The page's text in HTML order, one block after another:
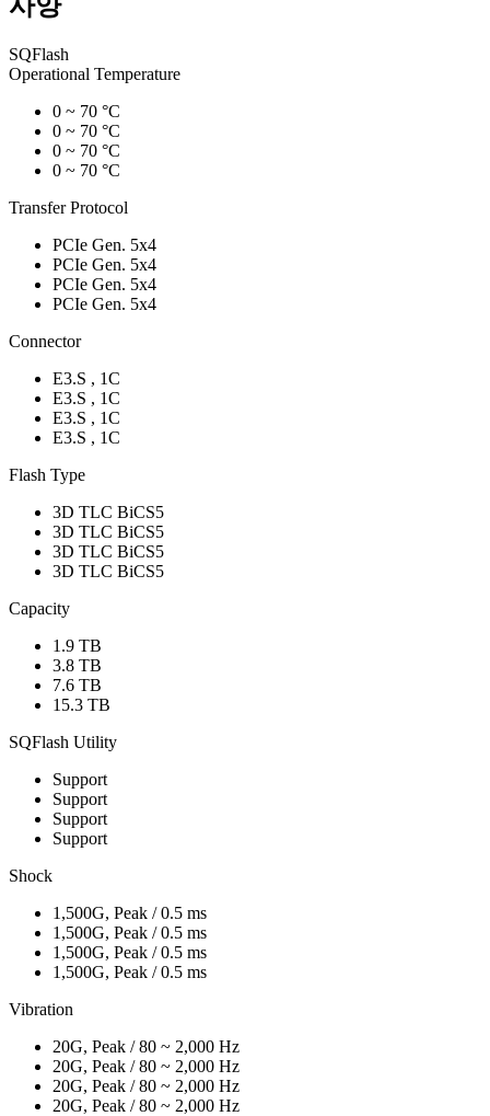
SQFlash
Operational Temperature
0 ~ 70 °C
0 ~ 70 °C
0 ~ 70 °C
0 ~ 70 °C
Transfer Protocol
PCIe Gen. 5x4
PCIe Gen. 5x4
PCIe Gen. 5x4
PCIe Gen. 5x4
Connector
E3.S , 1C
E3.S , 1C
E3.S , 1C
E3.S , 1C
Flash Type
3D TLC BiCS5
3D TLC BiCS5
3D TLC BiCS5
3D TLC BiCS5
Capacity
1.9 TB
3.8 TB
7.6 TB
15.3 TB
SQFlash Utility
Support
Support
Support
Support
Shock
1,500G, Peak / 0.5 ms
1,500G, Peak / 0.5 ms
1,500G, Peak / 0.5 ms
1,500G, Peak / 0.5 ms
Vibration
20G, Peak / 80 ~ 2,000 Hz
20G, Peak / 80 ~ 2,000 Hz
20G, Peak / 80 ~ 2,000 Hz
20G, Peak / 80 ~ 2,000 Hz